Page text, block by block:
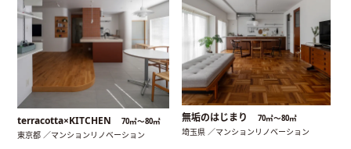
terracotta×KITCHEN 70㎡〜80㎡
東京都 ／マンションリノベーション
無垢のはじまり 70㎡〜80㎡
埼玉県 ／マンションリノベーション